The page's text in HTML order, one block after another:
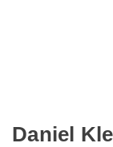
Daniel